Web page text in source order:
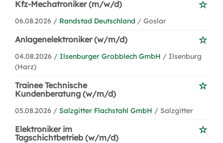
Kfz-Mechatroniker (m/w/d)
06.08.2026 / Randstad Deutschland / Goslar
Anlagenelektroniker (w/m/d)
04.08.2026 / Ilsenburger Grobblech GmbH / Ilsenburg
(Harz)
Trainee Technische
Kundenberatung (w/m/d)
05.08.2026 / Salzgitter Flachstahl GmbH / Salzgitter
Elektroniker im
Tagschichtbetrieb (w/m/d)